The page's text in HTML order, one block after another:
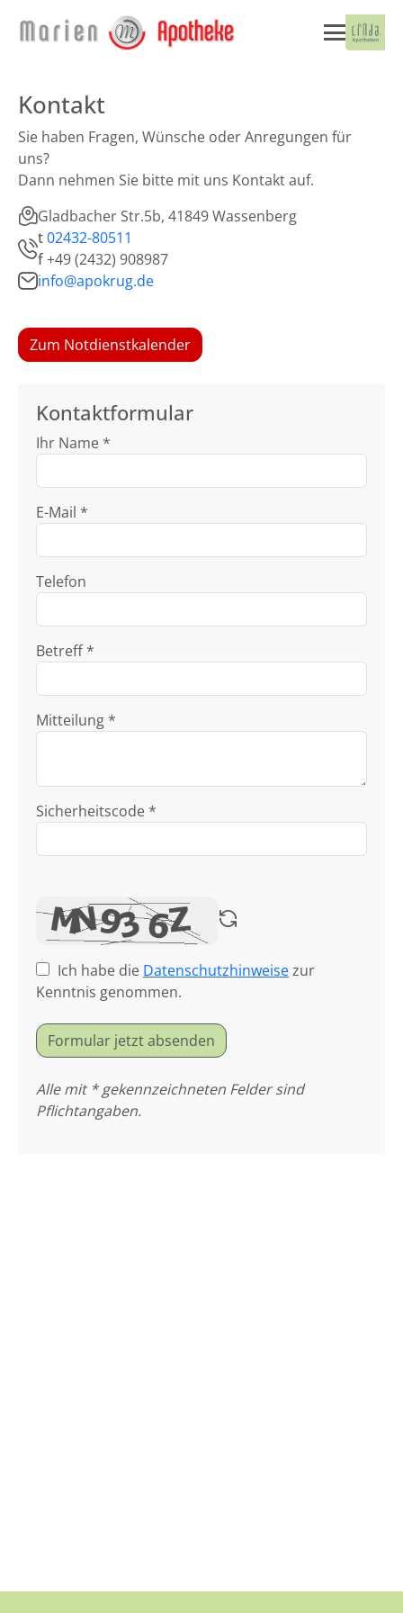
Kontakt
Sie haben Fragen, Wünsche oder Anregungen für
uns?
Dann nehmen Sie bitte mit uns Kontakt auf.
Gladbacher Str.5b, 41849 Wassenberg
t02432-80511
f+49 (2432) 908987
info@apokrug.de
Zum Notdienstkalender
Kontaktformular
Ihr Name *
E-Mail *
Telefon
Betreff *
Mitteilung *
Sicherheitscode *
Ich habe die Datenschutzhinweisezur
Kenntnis genommen.
Formular jetzt absenden
Alle mit * gekennzeichneten Felder sind
Pflichtangaben.